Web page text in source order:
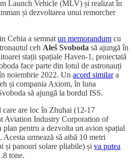
Launch Vehicle (MLV) și realizat în
și dezvoltarea unui remorcher
Cehia a semnat un memorandum cu
ceh Aleš Svoboda să ajungă în
stații spațiale Haven-1, proiectată
face parte din lotul de astronauți
noiembrie 2022. Un acord similara
și compania Axiom, în luna
să ajungă la bordul ISS.
care are loc în Zhuhai (12-17
Aviation Industry Corporation of
plan pentru a dezvolta un avion spațial
. Acesta urmează să aibă 10 metri
și panouri solare pliabile) și va putea
tone.